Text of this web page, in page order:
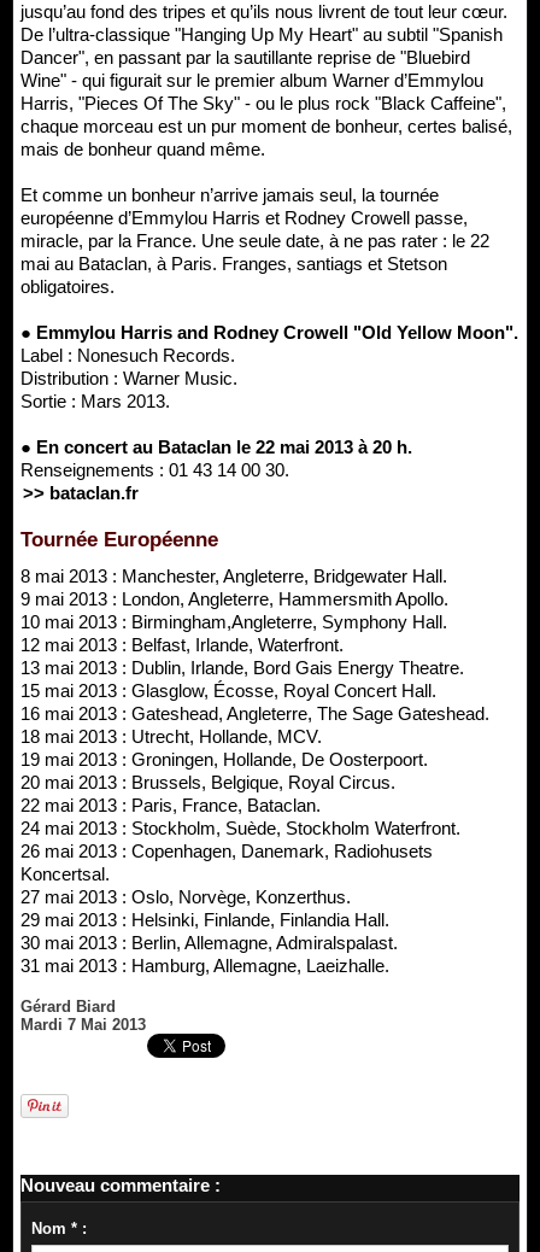
jusqu’au fond des tripes et qu’ils nous livrent de tout leur cœur.
De l’ultra-classique "Hanging Up My Heart" au subtil "Spanish
Dancer", en passant par la sautillante reprise de "Bluebird
Wine" - qui figurait sur le premier album Warner d’Emmylou
Harris, "Pieces Of The Sky" - ou le plus rock "Black Caffeine",
chaque morceau est un pur moment de bonheur, certes balisé,
mais de bonheur quand même.
Et comme un bonheur n’arrive jamais seul, la tournée
européenne d’Emmylou Harris et Rodney Crowell passe,
miracle, par la France. Une seule date, à ne pas rater : le 22
mai au Bataclan, à Paris. Franges, santiags et Stetson
obligatoires.
● Emmylou Harris and Rodney Crowell "Old Yellow Moon".
Label : Nonesuch Records.
Distribution : Warner Music.
Sortie : Mars 2013.
● En concert au Bataclan le 22 mai 2013 à 20 h.
Renseignements : 01 43 14 00 30.
>> bataclan.fr
Tournée Européenne
8 mai 2013 : Manchester, Angleterre, Bridgewater Hall.
9 mai 2013 : London, Angleterre, Hammersmith Apollo.
10 mai 2013 : Birmingham,Angleterre, Symphony Hall.
12 mai 2013 : Belfast, Irlande, Waterfront.
13 mai 2013 : Dublin, Irlande, Bord Gais Energy Theatre.
15 mai 2013 : Glasglow, Écosse, Royal Concert Hall.
16 mai 2013 : Gateshead, Angleterre, The Sage Gateshead.
18 mai 2013 : Utrecht, Hollande, MCV.
19 mai 2013 : Groningen, Hollande, De Oosterpoort.
20 mai 2013 : Brussels, Belgique, Royal Circus.
22 mai 2013 : Paris, France, Bataclan.
24 mai 2013 : Stockholm, Suède, Stockholm Waterfront.
26 mai 2013 : Copenhagen, Danemark, Radiohusets
Koncertsal.
27 mai 2013 : Oslo, Norvège, Konzerthus.
29 mai 2013 : Helsinki, Finlande, Finlandia Hall.
30 mai 2013 : Berlin, Allemagne, Admiralspalast.
31 mai 2013 : Hamburg, Allemagne, Laeizhalle.
Gérard Biard
Mardi 7 Mai 2013
Nouveau commentaire :
Nom * :